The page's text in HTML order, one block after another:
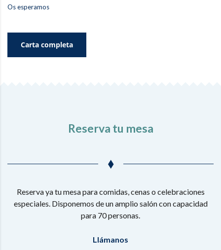
Os esperamos
Carta completa
Reserva tu mesa
Reserva ya tu mesa para comidas, cenas o celebraciones
especiales. Disponemos de un amplio salón con capacidad
para 70 personas.
Llámanos